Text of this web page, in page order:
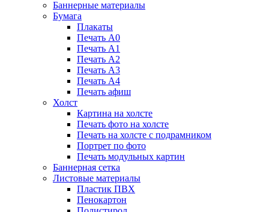
Баннерные материалы
Бумага
Плакаты
Печать А0
Печать А1
Печать А2
Печать А3
Печать А4
Печать афиш
Холст
Картина на холсте
Печать фото на холсте
Печать на холсте с подрамником
Портрет по фото
Печать модульных картин
Баннерная сетка
Листовые материалы
Пластик ПВХ
Пенокартон